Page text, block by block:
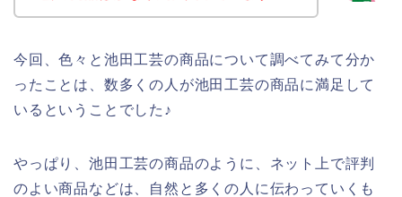
今回、色々と池田工芸の商品について調べてみて分か
ったことは、数多くの人が池田工芸の商品に満足して
いるということでした♪
やっぱり、池田工芸の商品のように、ネット上で評判
のよい商品などは、自然と多くの人に伝わっていくも